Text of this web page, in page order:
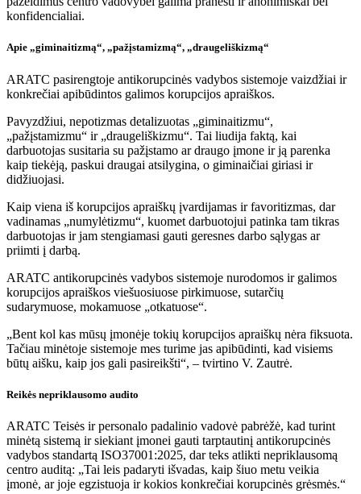
konfidencialiai.
Apie „giminaitizmą“, „pažįstamizmą“, „draugeliškizmą“
ARATC pasirengtoje antikorupcinės vadybos sistemoje vaizdžiai ir
konkrečiai apibūdintos galimos korupcijos apraiškos.
Pavyzdžiui, nepotizmas detalizuotas „giminaitizmu“,
„pažįstamizmu“ ir „draugeliškizmu“. Tai liudija faktą, kai
darbuotojas susitaria su pažįstamo ar draugo įmone ir ją parenka
kaip tiekėją, paskui draugai atsilygina, o giminaičiai giriasi ir
didžiuojasi.
Kaip viena iš korupcijos apraiškų įvardijamas ir favoritizmas, dar
vadinamas „numylėtizmu“, kuomet darbuotojui patinka tam tikras
darbuotojas ir jam stengiamasi gauti geresnes darbo sąlygas ar
priimti į darbą.
ARATC antikorupcinės vadybos sistemoje nurodomos ir galimos
korupcijos apraiškos viešuosiuose pirkimuose, sutarčių
sudarymuose, mokamuose „otkatuose“.
„Bent kol kas mūsų įmonėje tokių korupcijos apraiškų nėra fiksuota.
Tačiau minėtoje sistemoje mes turime jas apibūdinti, kad visiems
būtų aišku, kaip jos gali pasireikšti“, – tvirtino V. Zautrė.
Reikės nepriklausomo audito
ARATC Teisės ir personalo padalinio vadovė pabrėžė, kad turint
minėtą sistemą ir siekiant įmonei gauti tarptautinį antikorupcinės
vadybos standartą ISO37001:2025, dar teks atlikti nepriklausomą
centro auditą: „Tai leis padaryti išvadas, kaip šiuo metu veikia
įmonė, ar joje egzistuoja ir kokios konkrečiai korupcinės grėsmės.“